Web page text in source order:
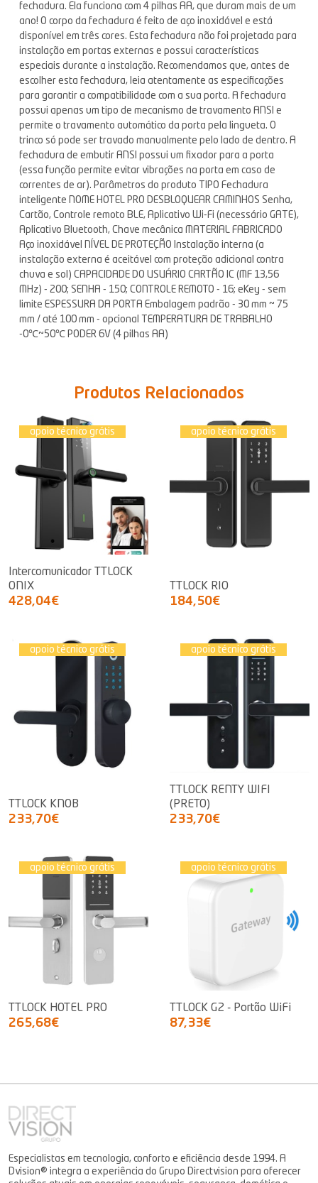
fechadura. Ela funciona com 4 pilhas AA, que duram mais de um
ano! O corpo da fechadura é feito de aço inoxidável e está
disponível em três cores. Esta fechadura não foi projetada para
instalação em portas externas e possui características
especiais durante a instalação. Recomendamos que, antes de
escolher esta fechadura, leia atentamente as especificações
para garantir a compatibilidade com a sua porta. A fechadura
possui apenas um tipo de mecanismo de travamento ANSI e
permite o travamento automático da porta pela lingueta. O
trinco só pode ser travado manualmente pelo lado de dentro. A
fechadura de embutir ANSI possui um fixador para a porta
(essa função permite evitar vibrações na porta em caso de
correntes de ar). Parâmetros do produto TIPO Fechadura
inteligente NOME HOTEL PRO DESBLOQUEAR CAMINHOS Senha,
Cartão, Controle remoto BLE, Aplicativo Wi-Fi (necessário GATE),
Aplicativo Bluetooth, Chave mecânica MATERIAL FABRICADO
Aço inoxidável NÍVEL DE PROTEÇÃO Instalação interna (a
instalação externa é aceitável com proteção adicional contra
chuva e sol) CAPACIDADE DO USUÁRIO CARTÃO IC (MF 13,56
MHz) - 200; SENHA - 150; CONTROLE REMOTO - 16; eKey - sem
limite ESPESSURA DA PORTA Embalagem padrão - 30 mm ~ 75
mm / até 100 mm - opcional TEMPERATURA DE TRABALHO
-0℃~50℃ PODER 6V (4 pilhas AA)
Produtos Relacionados
apoio técnico grátis
Intercomunicador TTLOCK
ONIX
428,04€
apoio técnico grátis
TTLOCK RIO
184,50€
apoio técnico grátis
TTLOCK KNOB
233,70€
apoio técnico grátis
TTLOCK RENTY WIFI
(PRETO)
233,70€
apoio técnico grátis
TTLOCK HOTEL PRO
265,68€
apoio técnico grátis
TTLOCK G2 - Portão WiFi
87,33€
Especialistas em tecnologia, conforto e eficiência desde 1994. A
Dvision® integra a experiência do Grupo Directvision para oferecer